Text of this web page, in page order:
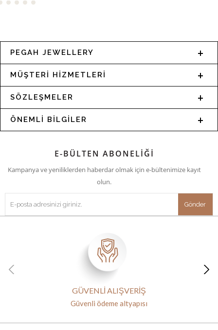
PEGAH JEWELLERY
MÜŞTERİ HİZMETLERİ
SÖZLEŞMELER
ÖNEMLİ BİLGİLER
E-BÜLTEN ABONELİĞİ
Kampanya ve yeniliklerden haberdar olmak için e-bültenimize kayıt
olun.
GÜVENLİ ALIŞVERİŞ
Güvenli ödeme altyapısı